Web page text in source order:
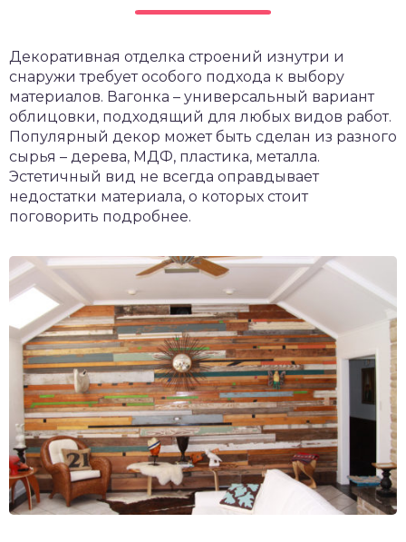
Декоративная отделка строений изнутри и
снаружи требует особого подхода к выбору
материалов. Вагонка – универсальный вариант
облицовки, подходящий для любых видов работ.
Популярный декор может быть сделан из разного
сырья – дерева, МДФ, пластика, металла.
Эстетичный вид не всегда оправдывает
недостатки материала, о которых стоит
поговорить подробнее.
крыши и кровли
и уход